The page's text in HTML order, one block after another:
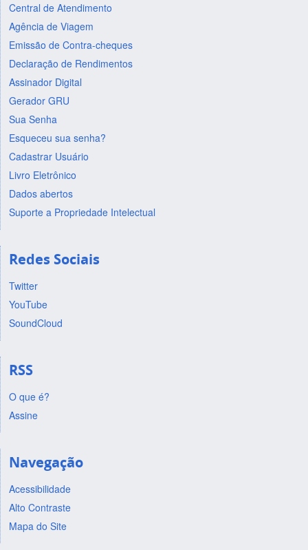
Central de Atendimento
Agência de Viagem
Emissão de Contra-cheques
Declaração de Rendimentos
Assinador Digital
Gerador GRU
Sua Senha
Esqueceu sua senha?
Cadastrar Usuário
Livro Eletrônico
Dados abertos
Suporte a Propriedade Intelectual
Redes Sociais
Twitter
YouTube
SoundCloud
RSS
O que é?
Assine
Navegação
Acessibilidade
Alto Contraste
Mapa do Site